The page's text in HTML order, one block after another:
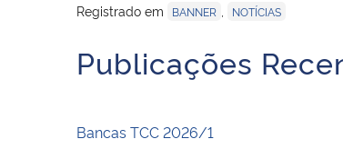
Registrado em
BANNER NOTÍCIAS
Publicações
Bancas TCC 2026/1